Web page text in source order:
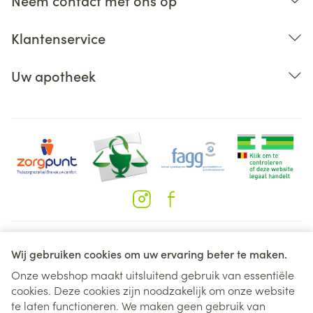
Wij gebruiken cookies om uw ervaring beter te maken.
Onze webshop maakt uitsluitend gebruik van essentiële
cookies. Deze cookies zijn noodzakelijk om onze website
te laten functioneren. We maken geen gebruik van
Klantenservice
Uw apotheek
Juridische links